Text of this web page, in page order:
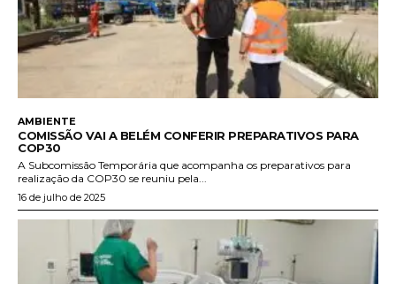
AMBIENTE
COMISSÃO VAI A BELÉM CONFERIR PREPARATIVOS PARA
COP30
A Subcomissão Temporária que acompanha os preparativos para
realização da COP30 se reuniu pela...
16 de julho de 2025